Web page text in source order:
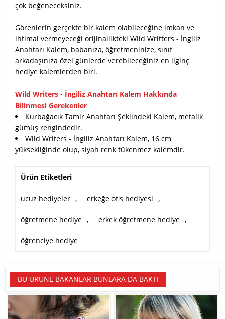
çok beğeneceksiniz.
Görenlerin gerçekte bir kalem olabileceğine imkan ve
ihtimal vermeyeceği orijinallikteki Wild Writters - İngiliz
Anahtarı Kalem, babanıza, öğretmeninize, sınıf
arkadaşınıza özel günlerde verebileceğiniz en ilginç
hediye kalemlerden biri.
Wild Writers - İngiliz Anahtarı Kalem Hakkında
Bilinmesi Gerekenler
Kurbağacık Tamir Anahtarı Şeklindeki Kalem, metalik
gümüş rengindedir.
Wild Writers - İngiliz Anahtarı Kalem, 16 cm
yüksekliğinde olup, siyah renk tükenmez kalemdir.
Ürün Etiketleri
ucuz hediyeler , erkeğe ofis hediyesi ,
öğretmene hediye , erkek öğretmene hediye ,
öğrenciye hediye
BU ÜRÜNE BAKANLAR BUNLARA DA BAKTI